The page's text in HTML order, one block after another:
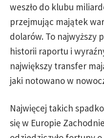
weszło do klubu
przejmując majątek
dolarów. To najwyższy
historii raportu i
największy transfer
jaki notowano w
Najwięcej takich
się w Europie